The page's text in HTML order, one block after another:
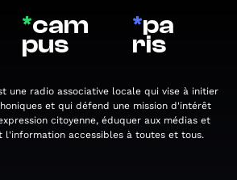
*cam
pus
*pa
ris
une radio associative locale qui vise à initier
et qui défend une mission d'intérêt
citoyenne, éduquer aux médias et
l'information accessibles à toutes et tous.